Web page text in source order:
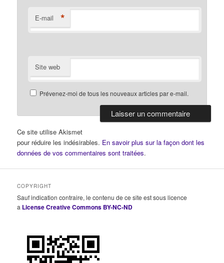
E-mail *
Site web
Prévenez-moi de tous les nouveaux articles par e-mail.
Ce site utilise Akismet
pour réduire les indésirables. En savoir plus sur la façon dont les
données de vos commentaires sont traitées.
COPYRIGHT
Sauf indication contraire, le contenu de ce site est sous licence
a License Creative Commons BY-NC-ND